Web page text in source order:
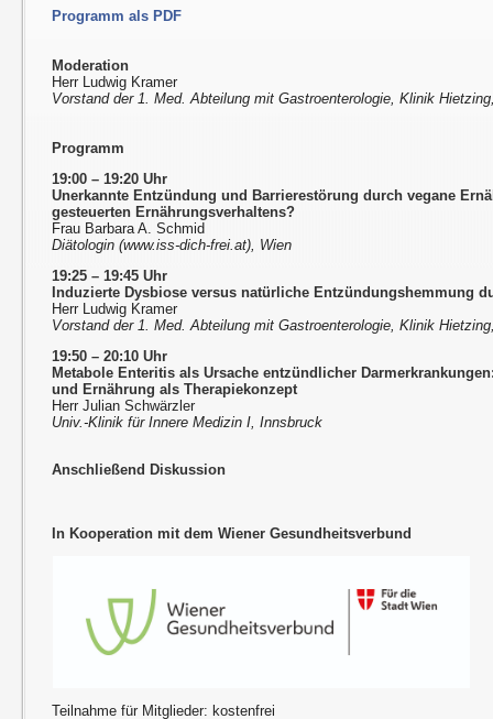
Programm als PDF
Moderation
Herr Ludwig Kramer
Vorstand der 1. Med. Abteilung mit Gastroenterologie, Klinik
Programm
19:00 – 19:20 Uhr
Unerkannte Entzündung und Barrierestörung durch vegane
gesteuerten Ernährungsverhaltens?
Frau Barbara A. Schmid
Diätologin (www.iss-dich-frei.at), Wien
19:25 – 19:45 Uhr
Induzierte Dysbiose versus natürliche Entzündungshemmung
Herr Ludwig Kramer
Vorstand der 1. Med. Abteilung mit Gastroenterologie, Klinik
19:50 – 20:10 Uhr
Metabole Enteritis als Ursache entzündlicher
und Ernährung als Therapiekonzept
Herr Julian Schwärzler
Univ.-Klinik für Innere Medizin I, Innsbruck
Anschließend Diskussion
In Kooperation mit dem Wiener Gesundheitsverbund
Teilnahme für Mitglieder: kostenfrei